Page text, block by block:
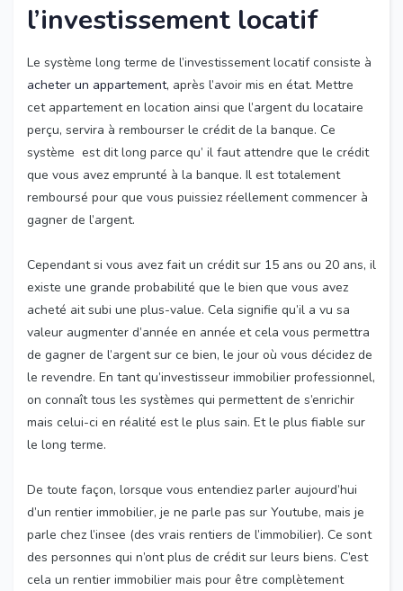
l’investissement locatif
Le système long terme de l’investissement locatif consiste à
acheter un appartement, après l’avoir mis en état. Mettre
cet appartement en location ainsi que l’argent du locataire
perçu, servira à rembourser le crédit de la banque. Ce
système est dit long parce qu’ il faut attendre que le crédit
que vous avez emprunté à la banque. Il est totalement
remboursé pour que vous puissiez réellement commencer à
gagner de l’argent.
Cependant si vous avez fait un crédit sur 15 ans ou 20 ans, il
existe une grande probabilité que le bien que vous avez
acheté ait subi une plus-value. Cela signifie qu’il a vu sa
valeur augmenter d’année en année et cela vous permettra
de gagner de l’argent sur ce bien, le jour où vous décidez de
le revendre. En tant qu’investisseur immobilier professionnel,
on connaît tous les systèmes qui permettent de s’enrichir
mais celui-ci en réalité est le plus sain. Et le plus fiable sur
le long terme.
De toute façon, lorsque vous entendiez parler aujourd’hui
d’un rentier immobilier, je ne parle pas sur Youtube, mais je
parle chez l’insee (des vrais rentiers de l’immobilier). Ce sont
des personnes qui n’ont plus de crédit sur leurs biens. C’est
cela un rentier immobilier mais pour être complètement